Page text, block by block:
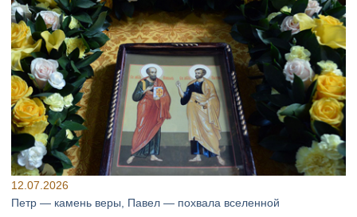
12.07.2026
Петр — камень веры, Павел — похвала вселенной